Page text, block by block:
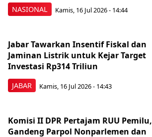
NASIONAL Kamis, 16 Jul 2026 - 14:44
JABAR
Jabar Tawarkan Insentif Fiskal dan
Jaminan Listrik untuk Kejar Target
Investasi Rp314 Triliun
Kamis, 16 Jul 2026 - 14:43
Komisi II DPR Pertajam RUU Pemilu,
Gandeng Parpol Nonparlemen dan